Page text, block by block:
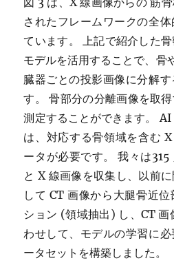
されたフレームワークの全
ています。 上記で紹介した
モデルを活用することで、骨
臓器ごとの投影画像に分解
す。 骨部分の分離画像を取
測定することができます。
は、対応する骨領域を含む
ータが必要です。 我々は
と X 線画像を収集し、以前
して CT 画像から大腿骨近
ション (領域抽出) し、CT
わせして、モデルの学習に
ータセットを構築しました。